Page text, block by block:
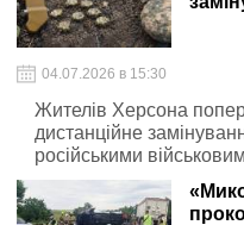
04.07.2026 в 15:30
Жителів Херсона
дистанційне
російськими